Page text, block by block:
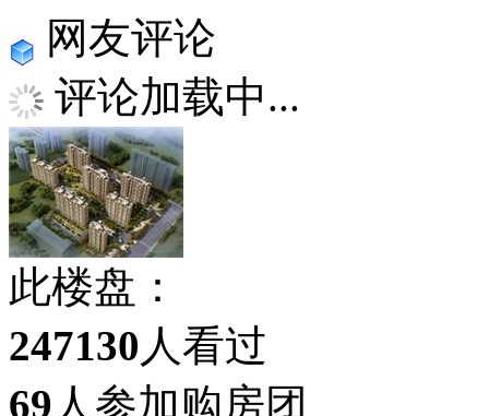
网友评论
评论加载中...
此楼盘：
247130 人看过
69 人参加购房团